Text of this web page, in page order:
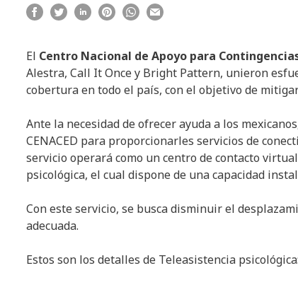
El Centro Nacional de Apoyo para
Alestra, Call It Once y Bright Pattern, unieron
cobertura en todo el país, con el objetivo de
Ante la necesidad de ofrecer ayuda a los
CENACED para proporcionarles servicios de
servicio operará como un centro de contacto
psicológica, el cual dispone de una capacidad
Con este servicio, se busca disminuir el
adecuada.
Estos son los detalles de Teleasistencia psicológica: